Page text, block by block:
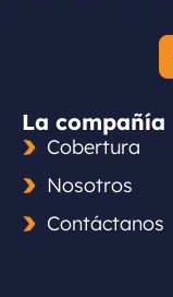
La compañía
Cobertura
Nosotros
Contáctanos